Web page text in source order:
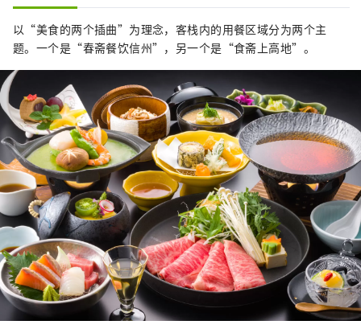
以“美食的两个插曲”为理念，客栈内的用餐区域分为两个主
题。一个是“春斋餐饮信州”，另一个是“食斋上高地”。